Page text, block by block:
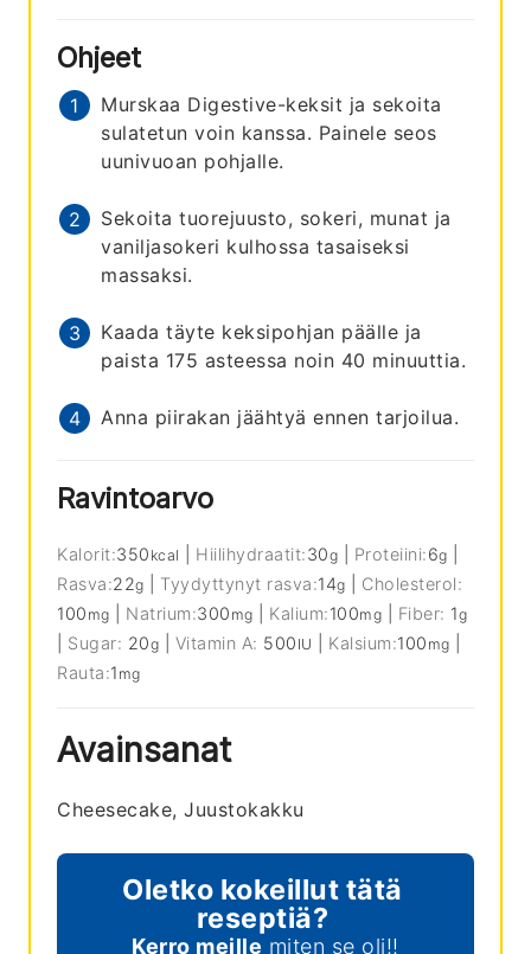
Ohjeet
Murskaa Digestive-keksit ja sekoita
sulatetun voin kanssa. Painele seos
uunivuoan pohjalle.
Sekoita tuorejuusto, sokeri, munat ja
vaniljasokeri kulhossa tasaiseksi
massaksi.
Kaada täyte keksipohjan päälle ja
paista 175 asteessa noin 40 minuuttia.
Anna piirakan jäähtyä ennen tarjoilua.
Ravintoarvo
Kalorit:350 kcal Hiilihydraatit:30g Proteiini:6g
Rasva:22g Tyydyttynyt rasva:14g
Cholesterol:
100 mg Natrium:300 mg Kalium:100mg Fiber: 1g
Sugar: 20g Vitamin A: 500 IU Kalsium:100 mg
Rauta:1 mg
Avainsanat
Cheesecake, Juustokakku
Oletko kokeillut tätä
reseptiä?
Kerro meille miten se oli!!